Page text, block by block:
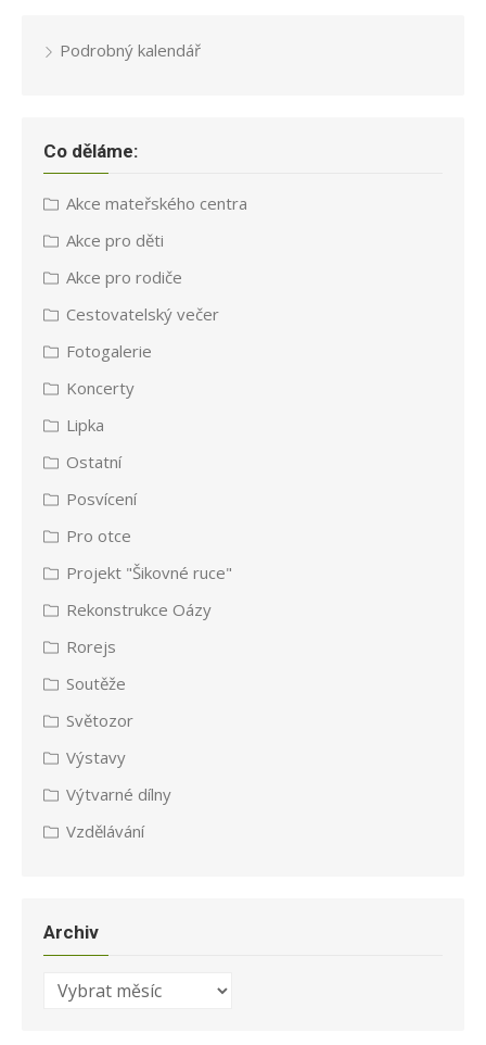
Podrobný kalendář
Co děláme:
Akce mateřského centra
Akce pro děti
Akce pro rodiče
Cestovatelský večer
Fotogalerie
Koncerty
Lipka
Ostatní
Posvícení
Pro otce
Projekt "Šikovné ruce"
Rekonstrukce Oázy
Rorejs
Soutěže
Světozor
Výstavy
Výtvarné dílny
Vzdělávání
Archiv
Archiv